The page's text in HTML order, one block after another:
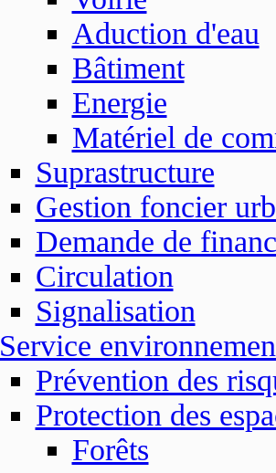
Aduction d'eau
Bâtiment
Energie
Matériel de
Suprastructure
Gestion foncier
Demande de
Circulation
Signalisation
Service
Prévention des
Protection des
Forêts